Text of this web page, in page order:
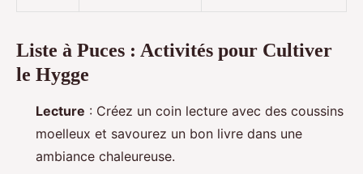
Liste à Puces : Activités pour Cultiver
le Hygge
Lecture : Créez un coin lecture avec des coussins
moelleux et savourez un bon livre dans une
ambiance chaleureuse.